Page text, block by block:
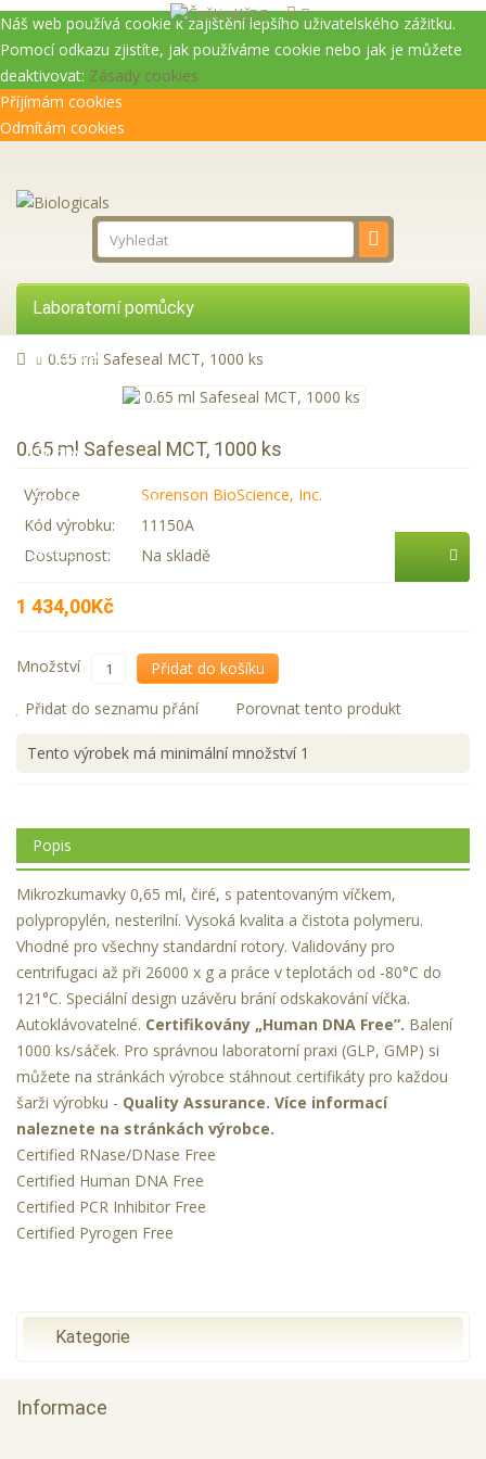
Náš web používá cookie k zajištění lepšího uživatelského zážitku.
Pomocí odkazu zjistíte, jak používáme cookie nebo jak je můžete
deaktivovat: Zásady cookies
Příjímám cookies
Odmítám cookies
Laboratorní pomůcky
Přístroje
Služby
Zastupované firmy
AKCE
Kč
0.65 ml Safeseal MCT, 1000 ks
0.65 ml Safeseal MCT, 1000 ks
Výrobce
Sorenson BioScience, Inc.
Kód výrobku:
11150A
Dostupnost:
Na skladě
1 434,00Kč
Množství
Přidat do košíku
Přidat do seznamu přání
Porovnat tento produkt
Tento výrobek má minimální množství 1
Popis
Mikrozkumavky 0,65 ml, čiré, s patentovaným víčkem,
polypropylén, nesterilní. Vysoká kvalita a čistota polymeru.
Vhodné pro všechny standardní rotory. Validovány pro
centrifugaci až při 26000 x g a práce v teplotách od -80°C do
121°C. Speciální design uzávěru brání odskakování víčka.
Autoklávovatelné. Certifikovány „Human DNA Free”. Balení
1000 ks/sáček. Pro správnou laboratorní praxi (GLP, GMP) si
můžete na stránkách výrobce stáhnout certifikáty pro každou
šarži výrobku - Quality Assurance. Více informací
naleznete na stránkách výrobce.
Certified RNase/DNase Free
Certified Human DNA Free
Certified PCR Inhibitor Free
Certified Pyrogen Free
Kategorie
Informace